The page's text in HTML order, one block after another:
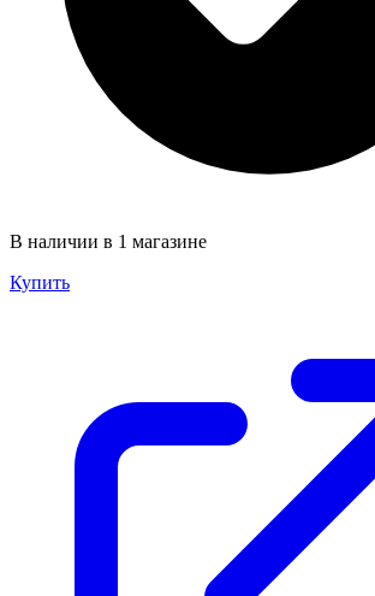
В наличии в 1 магазине
Купить